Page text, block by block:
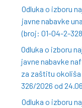
Odluka o izboru
javne nabavke
(broj: 01-04-2-
Odluka o izboru
javne nabavke
za zaštitu
326/2026 od
Odluka o izboru